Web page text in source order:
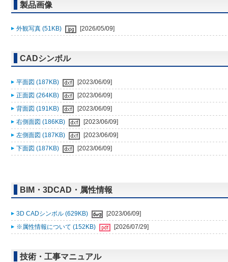
製品画像
外観写真 (51KB) [2026/05/09]
CADシンボル
平面図 (187KB)
[2023/06/09]
正面図 (264KB)
[2023/06/09]
背面図 (191KB)
[2023/06/09]
右側面図 (186KB)
[2023/06/09]
左側面図 (187KB)
[2023/06/09]
下面図 (187KB)
[2023/06/09]
BIM・3DCAD・属性情報
3D CADシンボル (629KB)
[2023/06/09]
※属性情報について (152KB)
[2026/07/29]
技術・工事マニュアル